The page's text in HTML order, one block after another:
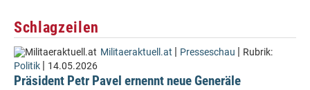
Schlagzeilen
Militaeraktuell.at Presseschau
Rubrik:
Politik
14.05.2026
Präsident Petr Pavel ernennt neue Generäle